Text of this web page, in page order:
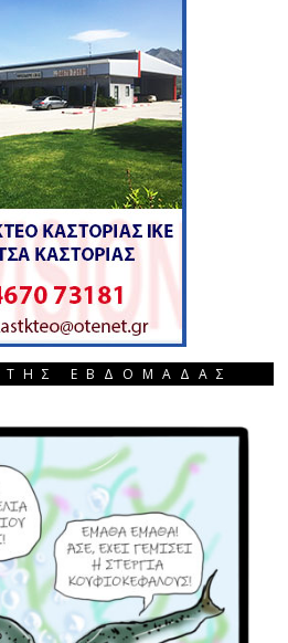
ΕΒΔΟΜΑΔΑΣ